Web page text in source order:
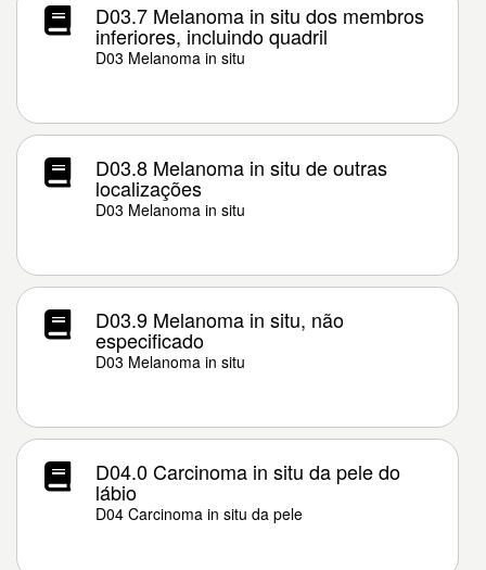
D03.7 Melanoma in situ dos membros
inferiores, incluindo quadril
D03 Melanoma in situ
D03.8 Melanoma in situ de outras
localizações
D03 Melanoma in situ
D03.9 Melanoma in situ, não
especificado
D03 Melanoma in situ
D04.0 Carcinoma in situ da pele do
lábio
D04 Carcinoma in situ da pele